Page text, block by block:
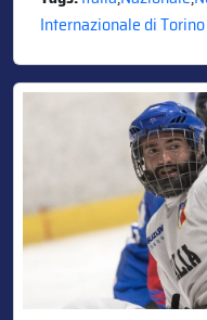
Internazionale di Torino